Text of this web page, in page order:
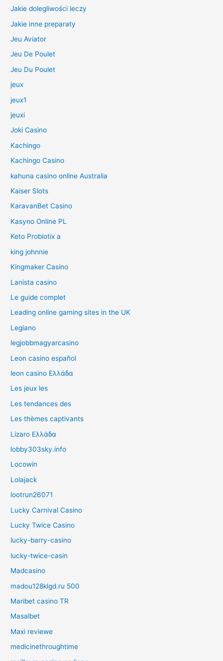
Jakie dolegliwości leczy
Jakie inne preparaty
Jeu Aviator
Jeu De Poulet
Jeu Du Poulet
jeux
jeux1
jeuxi
Joki Casino
Kachingo
Kachingo Casino
kahuna casino online Australia
Kaiser Slots
KaravanBet Casino
Kasyno Online PL
Keto Probiotix a
king johnnie
Kingmaker Casino
Lanista casino
Le guide complet
Leading online gaming sites in the UK
Legiano
legjobbmagyarcasino
Leon casino español
leon casino Ελλάδα
Les jeux les
Les tendances des
Les thèmes captivants
Lizaro Ελλάδα
lobby303sky.info
Locowin
Lolajack
lootrun26071
Lucky Carnival Casino
Lucky Twice Casino
lucky-barry-casino
lucky-twice-casin
Madcasino
madou128klgd.ru 500
Maribet casino TR
Masalbet
Maxi reviewe
medicinethroughtime